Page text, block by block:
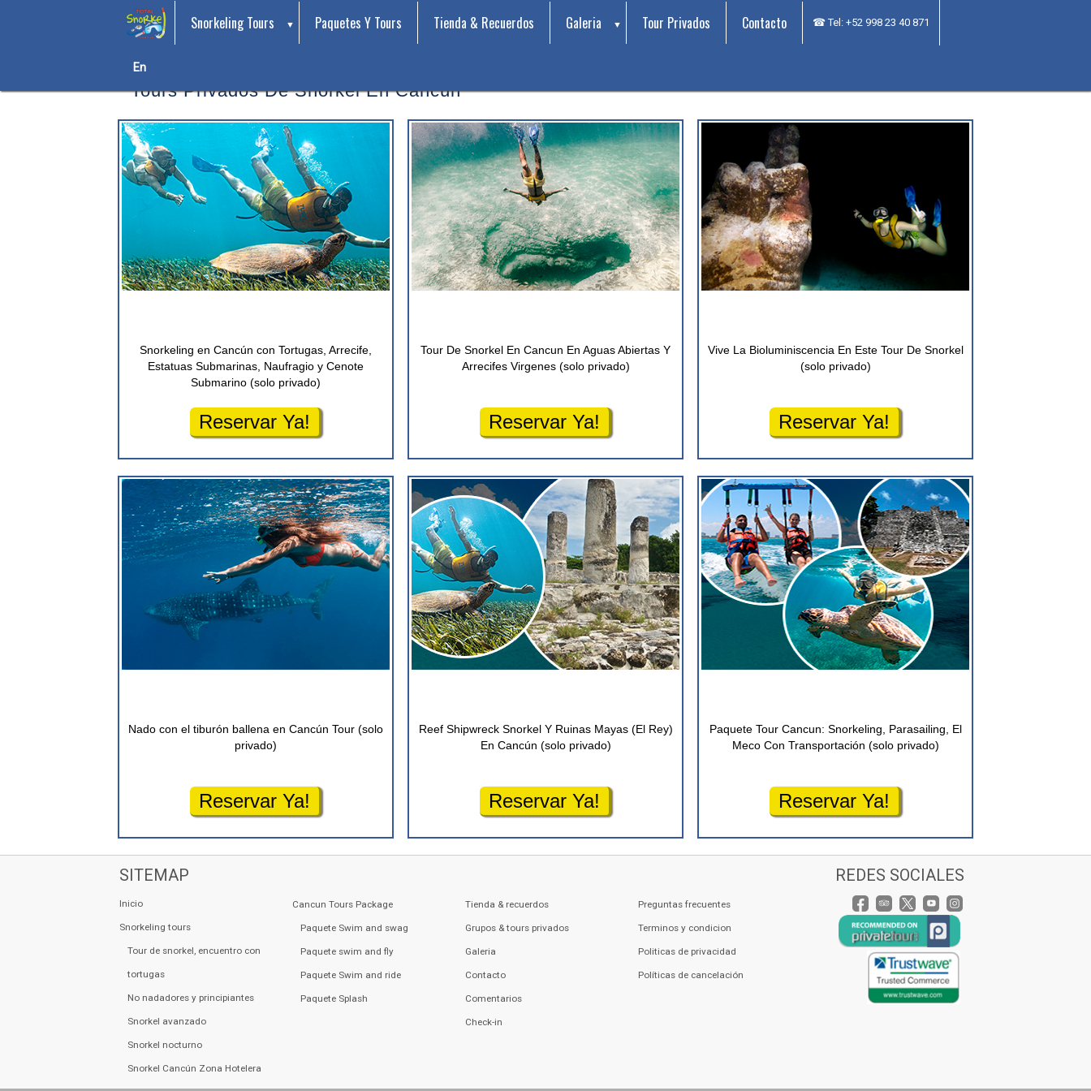
Snorkeling Tours Paquetes Y Tours Tienda & Recuerdos Galeria Tour Privados Contacto ☎ Tel: +52 998 23 40 871
En
Tours Privados De Snorkel En Cancún
Snorkeling en Cancún con Tortugas, Arrecife,
Estatuas Submarinas, Naufragio y Cenote
Submarino (solo privado)
Reservar Ya!
Tour De Snorkel En Cancun En Aguas Abiertas Y
Arrecifes Virgenes (solo privado)
Reservar Ya!
Vive La Bioluminiscencia En Este Tour De Snorkel
(solo privado)
Reservar Ya!
Nado con el tiburón ballena en Cancún Tour (solo
privado)
Reservar Ya!
Reef Shipwreck Snorkel Y Ruinas Mayas (El Rey)
En Cancún (solo privado)
Reservar Ya!
Paquete Tour Cancun: Snorkeling, Parasailing, El
Meco Con Transportación (solo privado)
Reservar Ya!
SITEMAP
Inicio
Snorkeling tours
Tour de snorkel, encuentro con
tortugas
No nadadores y principiantes
Snorkel avanzado
Snorkel nocturno
Snorkel Cancún Zona Hotelera
Cancun Tours Package
Paquete Swim and swag
Paquete swim and fly
Paquete Swim and ride
Paquete Splash
Tienda & recuerdos
Grupos & tours privados
Galeria
Contacto
Comentarios
Check-in
Preguntas frecuentes
Terminos y condicion
Politicas de privacidad
Políticas de cancelación
REDES SOCIALES